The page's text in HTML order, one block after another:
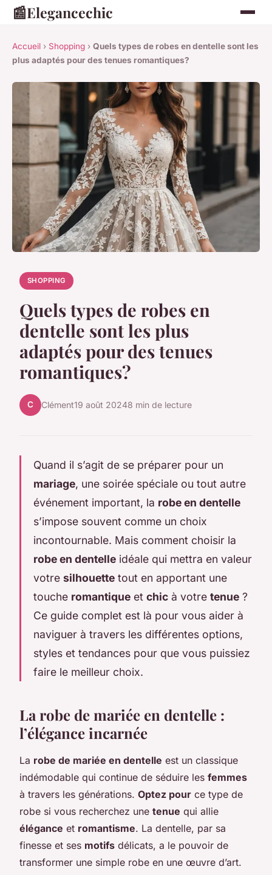
📰Elegancechic
Accueil › Shopping › Quels types de robes en dentelle sont les
plus adaptés pour des tenues romantiques?
SHOPPING
Quels types de robes en
dentelle sont les plus
adaptés pour des tenues
romantiques?
C Clément19 août 20248 min de lecture
Quand il s’agit de se préparer pour un
mariage, une soirée spéciale ou tout autre
événement important, la robe en dentelle
s’impose souvent comme un choix
incontournable. Mais comment choisir la
robe en dentelle idéale qui mettra en valeur
votre silhouette tout en apportant une
touche romantique et chic à votre tenue ?
Ce guide complet est là pour vous aider à
naviguer à travers les différentes options,
styles et tendances pour que vous puissiez
faire le meilleur choix.
La robe de mariée en dentelle :
l’élégance incarnée
La robe de mariée en dentelle est un classique
indémodable qui continue de séduire les femmes
à travers les générations. Optez pour ce type de
robe si vous recherchez une tenue qui allie
élégance et romantisme. La dentelle, par sa
finesse et ses motifs délicats, a le pouvoir de
transformer une simple robe en une œuvre d’art.